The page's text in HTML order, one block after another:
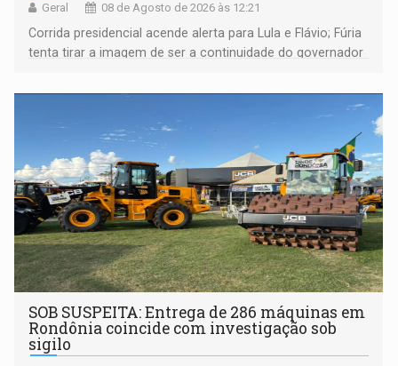
Geral 08 de Agosto de 2026 às 12:21
Corrida presidencial acende alerta para Lula e Flávio; Fúria
tenta tirar a imagem de ser a continuidade do governador
não ter entrado no modo eleição; ABAV faz evento em
SOB SUSPEITA: Entrega de 286 máquinas em
Rondônia coincide com investigação sob
sigilo